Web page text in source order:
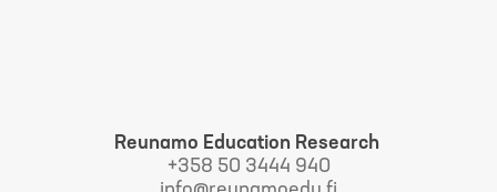
Reunamo Education Research
+358 50 3444 940